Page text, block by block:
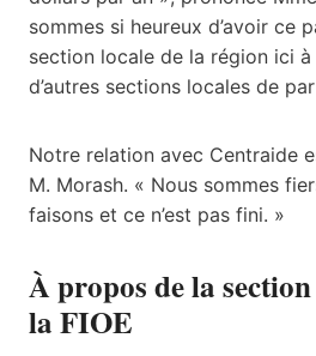
sommes si heureux d’avoir ce
section locale de la région ici
d’autres sections locales de
Notre relation avec Centraide
M. Morash. « Nous sommes
faisons et ce n’est pas fini. »
À propos de la
la FIOE